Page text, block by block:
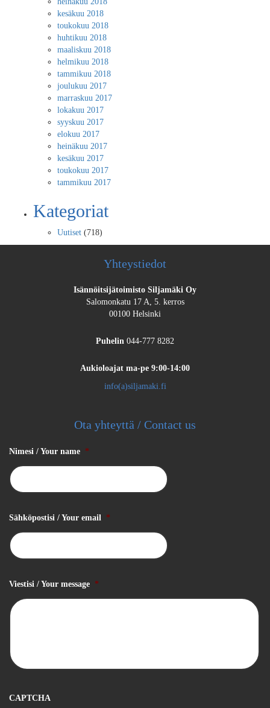
kesäkuu 2018
toukokuu 2018
huhtikuu 2018
maaliskuu 2018
helmikuu 2018
tammikuu 2018
joulukuu 2017
marraskuu 2017
lokakuu 2017
syyskuu 2017
elokuu 2017
heinäkuu 2017
kesäkuu 2017
toukokuu 2017
tammikuu 2017
Kategoriat
Uutiset (718)
Yhteystiedot
Isännöitsijätoimisto Siljamäki Oy
Salomonkatu 17 A, 5. kerros
00100 Helsinki
Puhelin 044-777 8282
Aukioloajat ma-pe 9:00-14:00
info(a)siljamaki.fi
Ota yhteyttä / Contact us
Nimesi / Your name *
Sähköpostisi / Your email *
Viestisi / Your message *
CAPTCHA